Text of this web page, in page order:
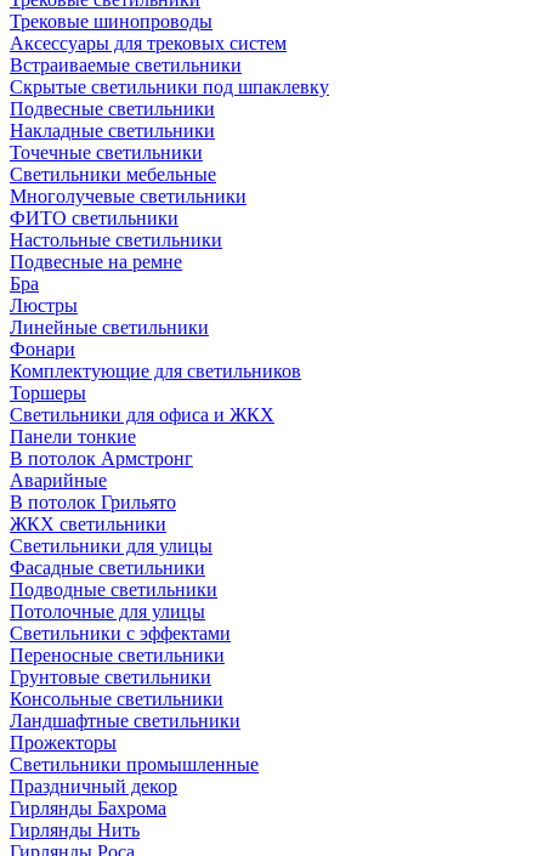
Трековые шинопроводы
Аксессуары для трековых систем
Встраиваемые светильники
Скрытые светильники под шпаклевку
Подвесные светильники
Накладные светильники
Точечные светильники
Светильники мебельные
Многолучевые светильники
ФИТО светильники
Настольные светильники
Подвесные на ремне
Бра
Люстры
Линейные светильники
Фонари
Комплектующие для светильников
Торшеры
Светильники для офиса и ЖКХ
Панели тонкие
В потолок Армстронг
Аварийные
В потолок Грильято
ЖКХ светильники
Светильники для улицы
Фасадные светильники
Подводные светильники
Потолочные для улицы
Светильники с эффектами
Переносные светильники
Грунтовые светильники
Консольные светильники
Ландшафтные светильники
Прожекторы
Светильники промышленные
Праздничный декор
Гирлянды Бахрома
Гирлянды Нить
Гирлянды Роса